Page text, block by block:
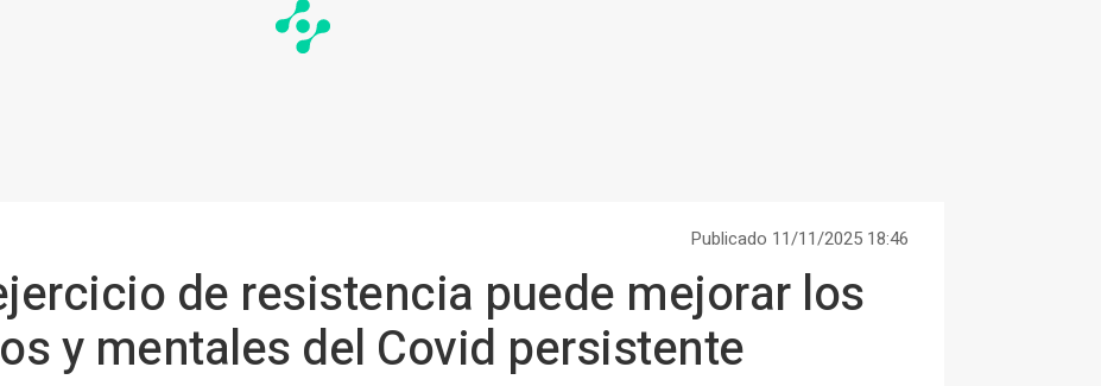
Publicado 11/11/2025 18:46
de resistencia puede mejorar los
y mentales del Covid persistente